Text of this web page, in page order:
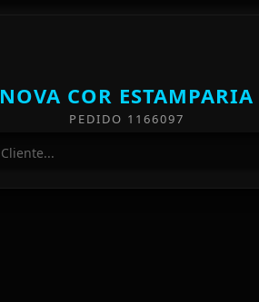
NOVA COR ESTAMPARIA
PEDIDO 1166097